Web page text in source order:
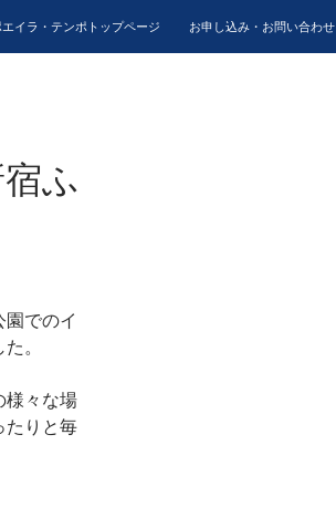
イラ・テンポトップページ お申し込み・お問い合わせ
ふ
でのイ
。
様々な場
たりと毎